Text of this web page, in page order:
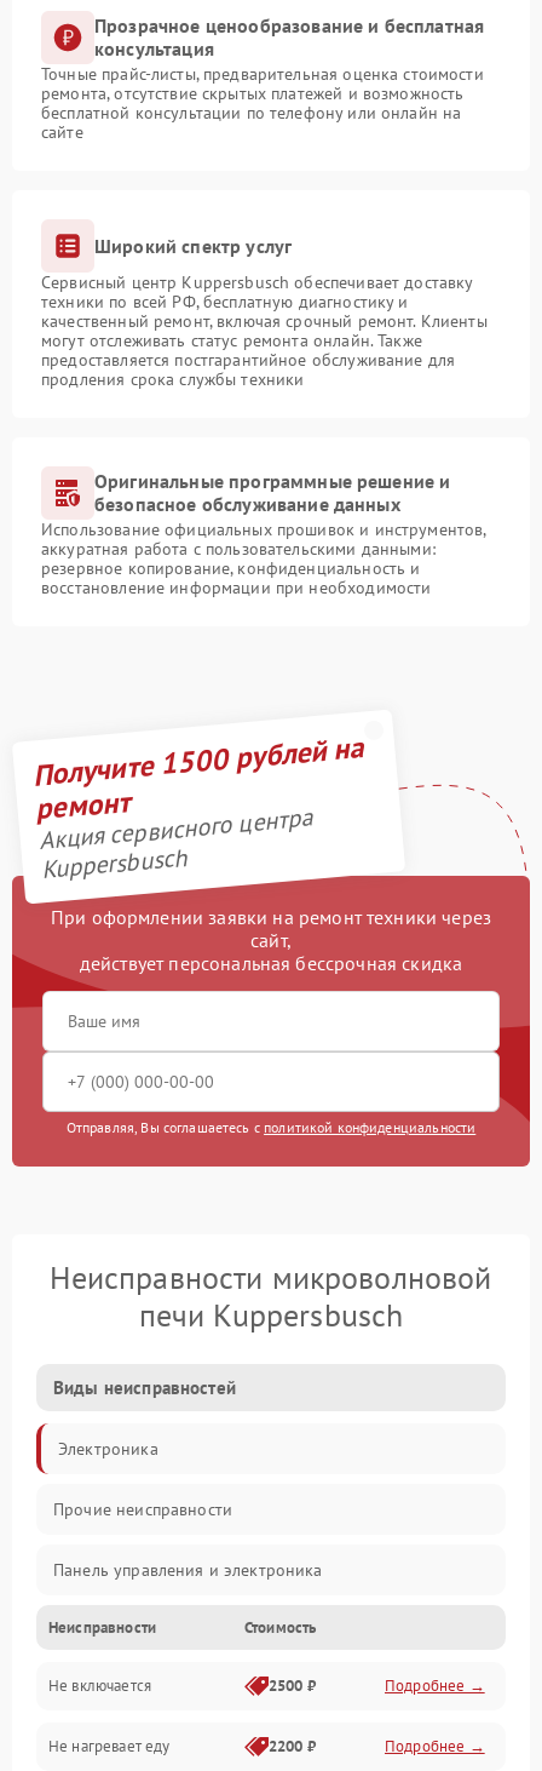
Прозрачное ценообразование и бесплатная
консультация
Точные прайс-листы, предварительная оценка стоимости
ремонта, отсутствие скрытых платежей и возможность
бесплатной консультации по телефону или онлайн на
сайте
Широкий спектр услуг
Сервисный центр Kuppersbusch обеспечивает доставку
техники по всей РФ, бесплатную диагностику и
качественный ремонт, включая срочный ремонт. Клиенты
могут отслеживать статус ремонта онлайн. Также
предоставляется постгарантийное обслуживание для
продления срока службы техники
Оригинальные программные решение и
безопасное обслуживание данных
Использование официальных прошивок и инструментов,
аккуратная работа с пользовательскими данными:
резервное копирование, конфиденциальность и
восстановление информации при необходимости
Получите 1500 рублей на
ремонт
Акция сервисного центра
Kuppersbusch
При оформлении заявки на ремонт техники через
сайт,
действует персональная бессрочная скидка
Отправляя, Вы соглашаетесь с политикой конфиденциальности
Неисправности микроволновой
печи Kuppersbusch
Виды неисправностей
Электроника
Прочие неисправности
Панель управления и электроника
Дверца и корпус
Механика и внутренние элементы
Механические повреждения
Неисправности Стоимость
Не включается 2500 ₽ Подробнее →
Не нагревает еду 2200 ₽ Подробнее →